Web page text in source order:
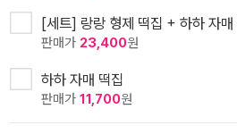
[세트] 랑랑 형제 떡집 + 하하 자
판매가 23,400원
하하 자매 떡집
판매가 11,700원